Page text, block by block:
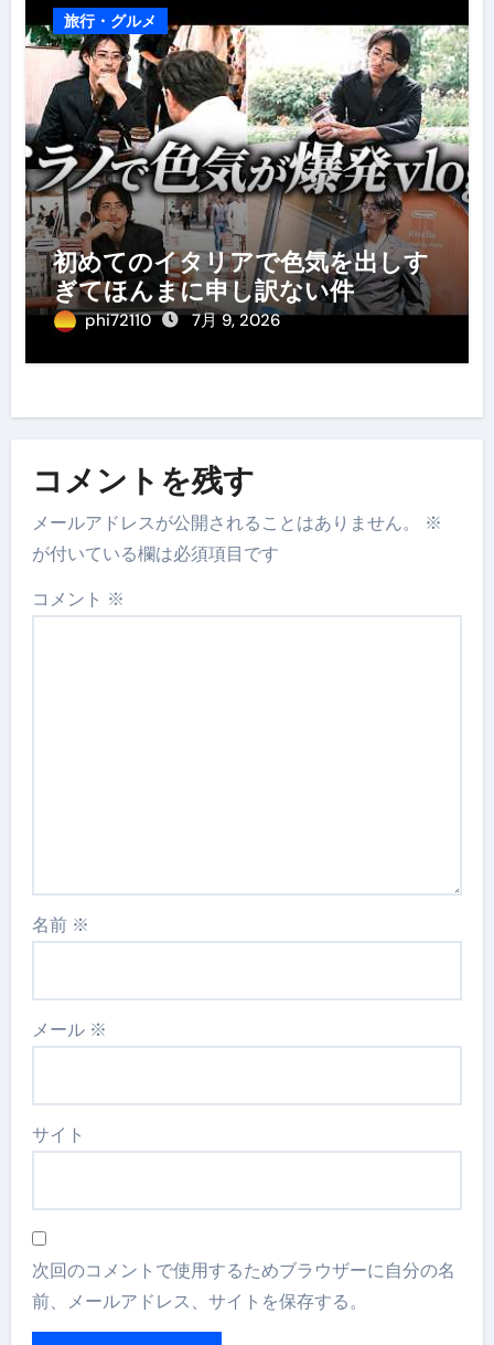
旅行・グルメ
初めてのイタリアで色気を出しす
ぎてほんまに申し訳ない件
phi72110 7月 9, 2026
コメントを残す
メールアドレスが公開されることはありません。
※
が付いている欄は必須項目です
コメント ※
名前 ※
メール ※
サイト
次回のコメントで使用するためブラウザーに自分の名
前、メールアドレス、サイトを保存する。